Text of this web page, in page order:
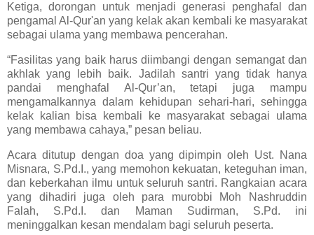
Ketiga, dorongan untuk menjadi generasi penghafal dan
pengamal Al-Qur'an yang kelak akan kembali ke masyarakat
sebagai ulama yang membawa pencerahan.
“Fasilitas yang baik harus diimbangi dengan semangat dan
akhlak yang lebih baik. Jadilah santri yang tidak hanya
pandai menghafal Al-Qur’an, tetapi juga mampu
mengamalkannya dalam kehidupan sehari-hari, sehingga
kelak kalian bisa kembali ke masyarakat sebagai ulama
yang membawa cahaya,” pesan beliau.
Acara ditutup dengan doa yang dipimpin oleh Ust. Nana
Misnara, S.Pd.I., yang memohon kekuatan, keteguhan iman,
dan keberkahan ilmu untuk seluruh santri. Rangkaian acara
yang dihadiri juga oleh para murobbi Moh Nashruddin
Falah, S.Pd.I. dan Maman Sudirman, S.Pd. ini
meninggalkan kesan mendalam bagi seluruh peserta.